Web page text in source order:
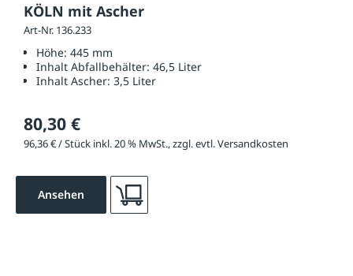
KÖLN mit Ascher
Art-Nr. 136.233
Höhe: 445 mm
Inhalt Abfallbehälter: 46,5 Liter
Inhalt Ascher: 3,5 Liter
80,30 €
96,36 € / Stück inkl. 20 % MwSt., zzgl. evtl. Versandkosten
Ansehen